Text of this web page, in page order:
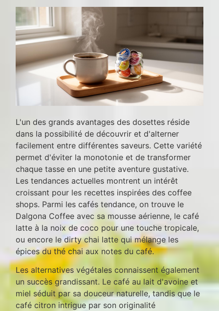
L'un des grands avantages des dosettes réside
dans la possibilité de découvrir et d'alterner
facilement entre différentes saveurs. Cette variété
permet d'éviter la monotonie et de transformer
chaque tasse en une petite aventure gustative.
Les tendances actuelles montrent un intérêt
croissant pour les recettes inspirées des coffee
shops. Parmi les cafés tendance, on trouve le
Dalgona Coffee avec sa mousse aérienne, le café
latte à la noix de coco pour une touche tropicale,
ou encore le dirty chai latte qui mélange les
épices du thé chai aux notes du café.
Les alternatives végétales connaissent également
un succès grandissant. Le café au lait d'avoine et
miel séduit par sa douceur naturelle, tandis que le
café citron intrigue par son originalité